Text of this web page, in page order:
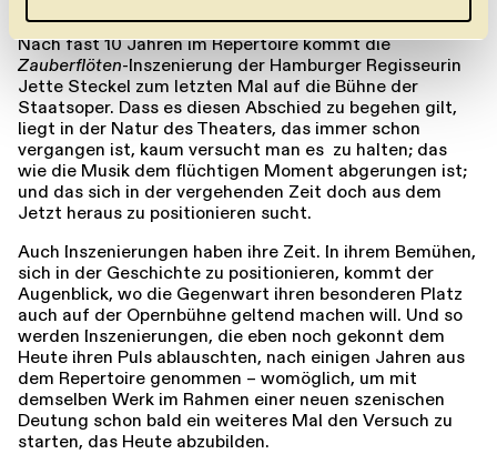
l
Nach fast 10 Jahren im Repertoire kommt die
Zauberflöten-Inszenierung der Hamburger Regisseurin
Jette Steckel zum letzten Mal auf die Bühne der
Staatsoper. Dass es diesen Abschied zu begehen gilt,
liegt in der Natur des Theaters, das immer schon
vergangen ist, kaum versucht man es zu halten; das
wie die Musik dem flüchtigen Moment abgerungen ist;
und das sich in der vergehenden Zeit doch aus dem
Jetzt heraus zu positionieren sucht.
Auch Inszenierungen haben ihre Zeit. In ihrem Bemühen,
sich in der Geschichte zu positionieren, kommt der
Augenblick, wo die Gegenwart ihren besonderen Platz
auch auf der Opernbühne geltend machen will. Und so
werden Inszenierungen, die eben noch gekonnt dem
Heute ihren Puls ablauschten, nach einigen Jahren aus
dem Repertoire genommen – womöglich, um mit
demselben Werk im Rahmen einer neuen szenischen
Deutung schon bald ein weiteres Mal den Versuch zu
starten, das Heute abzubilden.